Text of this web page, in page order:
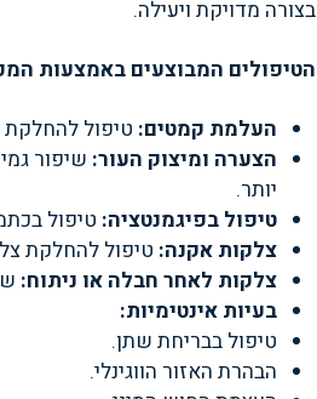
בצורה מדויקת ויעילה.
הטיפולים המבוצעים באמצעות
העלמת קמטים: טיפול
הצערה ומיצוק העור: שיפור
יותר.
טיפול בפיגמנטציה: טיפול
צלקות אקנה: טיפול להחלקת
צלקות לאחר חבלה או ניתוח:
בעיות אינטימיות:
טיפול בבריחת שתן.
הבהרת האזור הווגינלי.